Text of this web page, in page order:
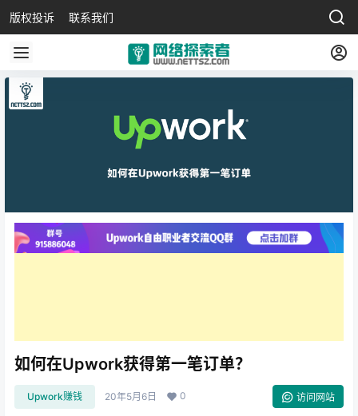
版权投诉 联系我们
如何在Upwork获得第一笔订单？
Upwork赚钱 20年5月6日 0 访问网站